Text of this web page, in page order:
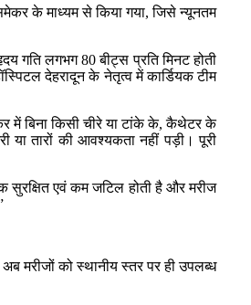
के माध्यम से किया गया, जिसे न्यूनतम
गति लगभग 80 बीट्स प्रति मिनट होती
देहरादून के नेतृत्व में कार्डियक टीम
में बिना किसी चीरे या टांके के, कैथेटर के
या तारों की आवश्यकता नहीं पड़ी। पूरी
सुरक्षित एवं कम जटिल होती है और मरीज
मरीजों को स्थानीय स्तर पर ही उपलब्ध